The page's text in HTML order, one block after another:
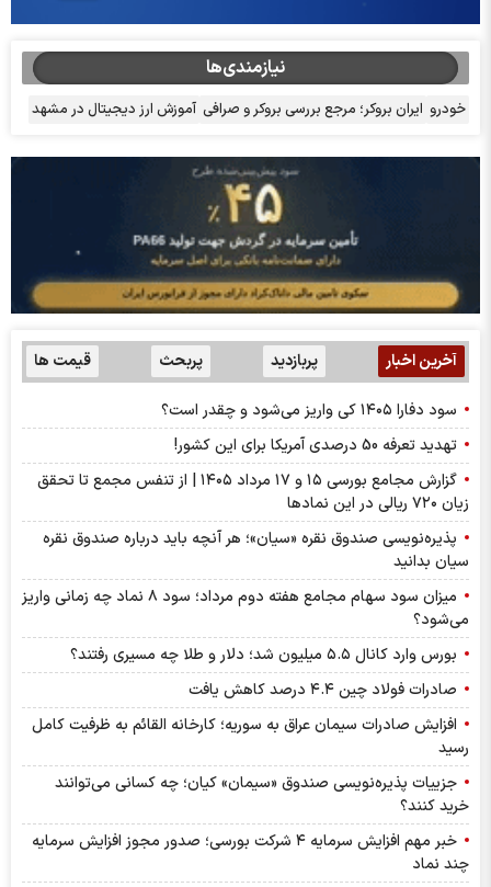
نیازمندی‌ها
خودرو ایران بروکر؛ مرجع بررسی بروکر و صرافی آموزش ارز دیجیتال در مشهد
آخرین اخبار پربازدید پربحث قیمت ها
سود دفارا ۱۴۰۵ کی واریز می‌شود و چقدر است؟
تهدید تعرفه 50 درصدی آمریکا برای این کشور!
گزارش مجامع بورسی ۱۵ و ۱۷ مرداد ۱۴۰۵ | از تنفس مجمع تا تحقق
زیان ۷۲۰ ریالی در این نماد‌ها
پذیره‌نویسی صندوق نقره «سیان»؛ هر آنچه باید درباره صندوق نقره
سیان بدانید
میزان سود سهام مجامع هفته دوم مرداد؛ سود ۸ نماد چه زمانی واریز
می‌شود؟
بورس وارد کانال ۵.۵ میلیون شد؛ دلار و طلا چه مسیری رفتند؟
صادرات فولاد چین ۴.۴ درصد کاهش یافت
افزایش صادرات سیمان عراق به سوریه؛ کارخانه القائم به ظرفیت کامل
رسید
جزییات پذیره‌نویسی صندوق «سیمان» کیان؛ چه کسانی می‌توانند
خرید کنند؟
خبر مهم افزایش سرمایه ۴ شرکت بورسی؛ صدور مجوز افزایش سرمایه
چند نماد